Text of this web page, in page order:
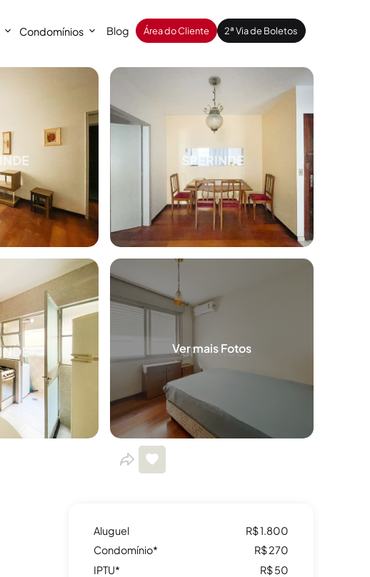
Condomínios Blog Área do Cliente 2ª Via de Boletos
Ver mais Fotos
Aluguel
R$ 1.800
Condomínio*
R$ 270
IPTU*
R$ 50